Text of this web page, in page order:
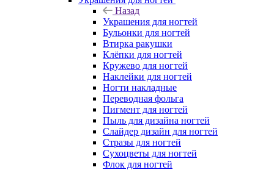
Назад
Украшения для ногтей
Бульонки для ногтей
Втирка ракушки
Клёпки для ногтей
Кружево для ногтей
Наклейки для ногтей
Ногти накладные
Переводная фольга
Пигмент для ногтей
Пыль для дизайна ногтей
Слайдер дизайн для ногтей
Стразы для ногтей
Сухоцветы для ногтей
Флок для ногтей